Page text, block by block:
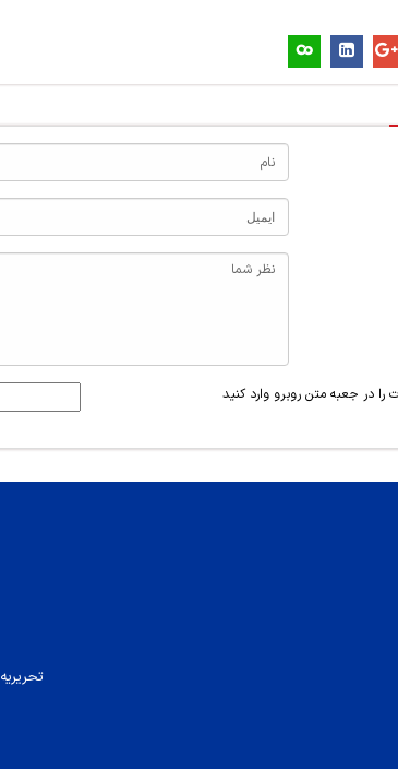
را در جعبه متن روبرو وارد کنید
تحریریه